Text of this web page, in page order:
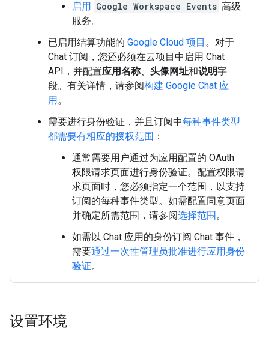
启用 Google Workspace Events 高级
服务。
已启用结算功能的 Google Cloud 项目 。对于
Chat 订阅，您还必须在云项目中启用 Chat
API，并配置应用名称、 头像网址和说明字
段。有关详情，请参阅构建 Google Chat 应
用。
需要进行身份验证，并且订阅中每种事件类型
都需要有相应的授权范围 ：
通常需要用户通过为应用配置的 OAuth
权限请求页面进行身份验证。配置权限请
求页面时，您必须指定一个范围，以支持
订阅的每种事件类型。如需配置同意页面
并确定所需范围，请参阅选择范围。
如需以 Chat 应用的身份订阅 Chat 事件，
需要通过一次性管理员批准进行应用身份
验证。
设置环境